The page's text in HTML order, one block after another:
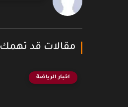
مقالات قد تهمك
اخبار الرياضة